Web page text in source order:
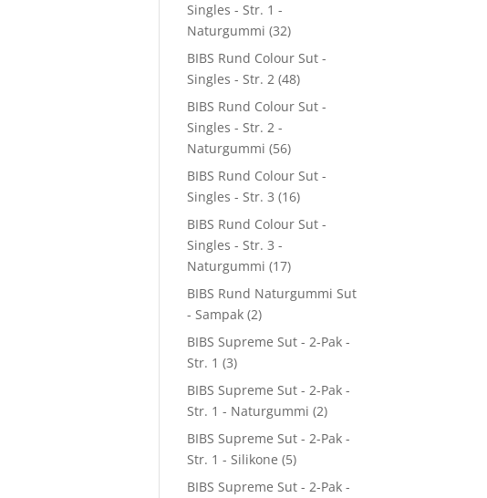
Singles - Str. 1 -
Naturgummi (32)
BIBS Rund Colour Sut -
Singles - Str. 2 (48)
BIBS Rund Colour Sut -
Singles - Str. 2 -
Naturgummi (56)
BIBS Rund Colour Sut -
Singles - Str. 3 (16)
BIBS Rund Colour Sut -
Singles - Str. 3 -
Naturgummi (17)
BIBS Rund Naturgummi Sut
- Sampak (2)
BIBS Supreme Sut - 2-Pak -
Str. 1 (3)
BIBS Supreme Sut - 2-Pak -
Str. 1 - Naturgummi (2)
BIBS Supreme Sut - 2-Pak -
Str. 1 - Silikone (5)
BIBS Supreme Sut - 2-Pak -